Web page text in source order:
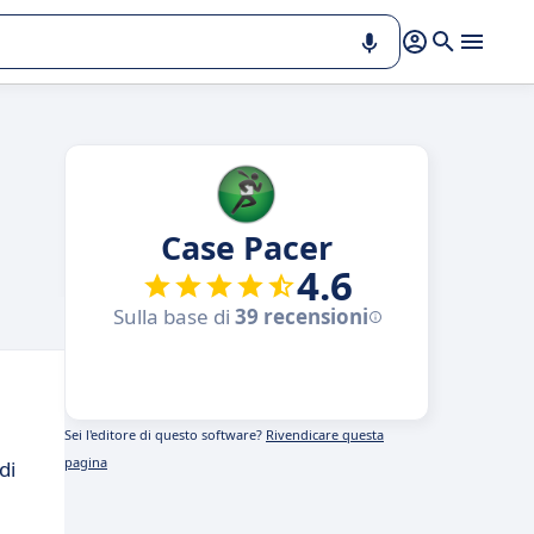
Case Pacer
4.6
Sulla base di 39 recensioni
Sei l'editore di questo software? Rivendicare questa
pagina